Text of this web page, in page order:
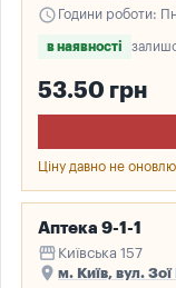
schedule Години роботи:
в наявності
53.50 грн
Ціну давно не
Аптека 9-1-1
storefront Київська 157
place м. Київ, вул.